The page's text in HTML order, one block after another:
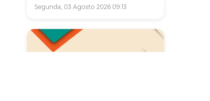
Segunda, 03 Agosto 2026 09:13